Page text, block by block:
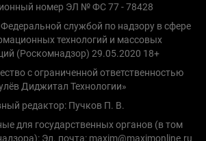
номер ЭЛ № ФС 77 - 78428
службой по надзору в сфере
технологий и массовых
(Роскомнадзор) 29.05.2020 18+
с ограниченной ответственностью
Диджитал Технологии»
редактор: Пучков П. В.
для государственных органов (в том
Эл. почта: maxim@maximonline.ru